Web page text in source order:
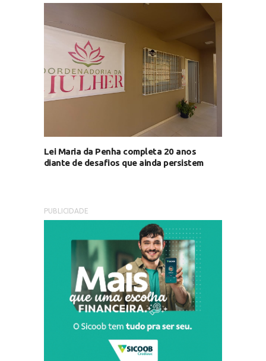
Lei Maria da Penha completa 20 anos
diante de desafios que ainda persistem
PUBLICIDADE